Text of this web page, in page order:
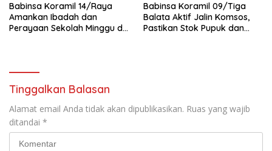
Babinsa Koramil 14/Raya
Amankan Ibadah dan
Perayaan Sekolah Minggu di
Babinsa Koramil 09/Tiga
Balata Aktif Jalin Komsos,
Pastikan Stok Pupuk dan
Tinggalkan Balasan
Alamat email Anda tidak akan dipublikasikan. Ruas yang wajib
ditandai *